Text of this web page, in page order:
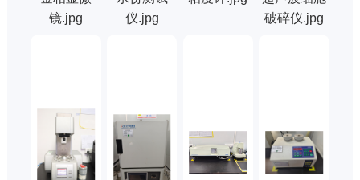
镜.jpg
仪.jpg
破碎仪.jpg